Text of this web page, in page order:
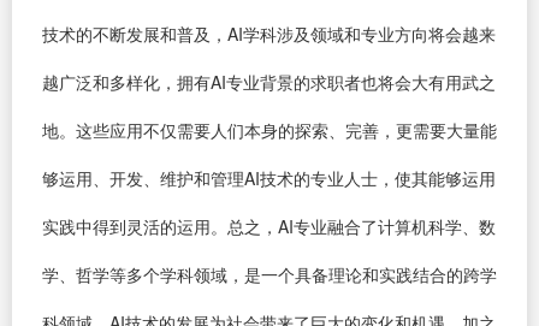
技术的不断发展和普及，AI学科涉及领域和专业方向将会越来
越广泛和多样化，拥有AI专业背景的求职者也将会大有用武之
地。这些应用不仅需要人们本身的探索、完善，更需要大量能
够运用、开发、维护和管理AI技术的专业人士，使其能够运用
实践中得到灵活的运用。总之，AI专业融合了计算机科学、数
学、哲学等多个学科领域，是一个具备理论和实践结合的跨学